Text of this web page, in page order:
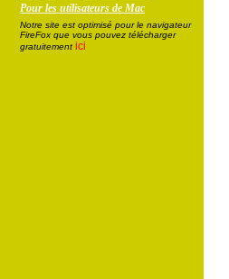
Pour les utilisateurs de Mac
Notre site est optimisé pour le navigateur
FireFox que vous pouvez télécharger
gratuitement ici